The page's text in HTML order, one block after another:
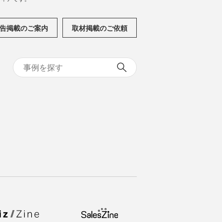
掲載のご案内 取材掲載のご依頼